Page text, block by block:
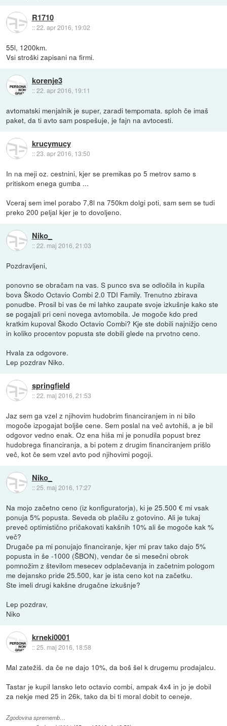
R1710
::22. apr 2016, 19:02
55l, 1200km.
Vsi stroški zapisani na firmi.
korenje3
::22. apr 2016, 19:11
avtomatski menjalnik je super, zaradi tempomata. sploh če imaš
paket, da ti avto sam pospešuje, je fajn na avtocesti.
krucymucy
::23. apr 2016, 13:50
In na meji oz. cestnini, kjer se premikas po 5 metrov samo s
pritiskom enega gumba ...
Vceraj sem imel porabo 7,8l na 750km dolgi poti, sam sem se tudi
preko 200 peljal kjer je to dovoljeno.
Niko_
::22. maj 2016, 21:03
Pozdravljeni,
ponovno se obračam na vas. S punco sva se odločila in kupila
bova Škodo Octavio Combi 2.0 TDI Family. Trenutno zbirava
ponudbe. Prosil bi vas če mi lahko zaupate svoje izkušnje kako ste
se pogajali pri ceni novega avtomobila. Je mogoče kdo pred
kratkim kupoval Škodo Octavio Combi? Kje ste dobili najnižjo ceno
in koliko procentov popusta ste dobili glede na prvotno ceno.
Hvala za odgovore.
Lep pozdrav Niko.
springfield
::22. maj 2016, 21:53
Jaz sem ga vzel z njihovim hudobrim financiranjem in ni bilo
mogoče izpogajat boljše cene. Sem poslal na več avtohiš, a je bil
odgovor vedno enak. Oz ena hiša mi je ponudila popust brez
hudobrega financiranja, a bi potem z drugim financiranjem prišlo
več, kot če sem vzel avto pod njihovimi pogoji.
Niko_
::25. maj 2016, 17:27
Na mojo začetno ceno (iz konfiguratorja), ki je 25.500 € mi vsak
ponuja 5% popusta. Seveda ob plačilu z gotovino. Ali je tukaj
preveč optimistično pričakovati kakšnih 10% ali še mogoče kak %
več?
Drugače pa mi ponujajo financiranje, kjer mi prav tako dajo 5%
popusta in še -1000 (ŠBON), vendar če si mesečni obrok
pomnožim z številom mesecev odplačevanja in začetnim pologom
me dejansko pride 25.500, kar je ista ceno kot na začetku.
Ste imeli drugi kakšne drugačne izkušnje?
Lep pozdrav,
Niko
krneki0001
::25. maj 2016, 18:58
Mal zatežiš. da če ne dajo 10%, da boš šel k drugemu prodajalcu.
Tastar je kupil lansko leto octavio combi, ampak 4x4 in jo je dobil
za nekje med 25 in 26k, tako da bi ti moral dobit to ceneje.
Zgodovina sprememb…